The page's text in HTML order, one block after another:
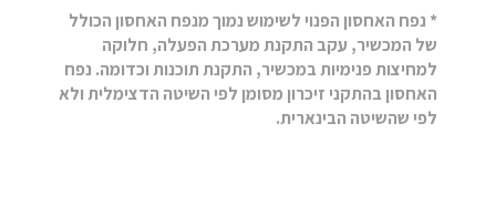
* נפח האחסון הפנוי לשימוש נמוך מנפח האחסון הכולל
של המכשיר, עקב התקנת מערכת הפעלה, חלוקה
למחיצות פנימיות במכשיר, התקנת תוכנות וכדומה. נפח
האחסון בהתקני זיכרון מסומן לפי השיטה הדצימלית ולא
לפי שהשיטה הבינארית.